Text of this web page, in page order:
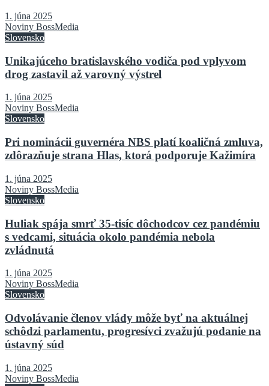
1. júna 2025
Noviny BossMedia
Slovensko
Unikajúceho bratislavského vodiča pod vplyvom
drog zastavil až varovný výstrel
1. júna 2025
Noviny BossMedia
Slovensko
Pri nominácii guvernéra NBS platí koaličná zmluva,
zdôrazňuje strana Hlas, ktorá podporuje Kažimíra
1. júna 2025
Noviny BossMedia
Slovensko
Huliak spája smrť 35-tisíc dôchodcov cez pandémiu
s vedcami, situácia okolo pandémia nebola
zvládnutá
1. júna 2025
Noviny BossMedia
Slovensko
Odvolávanie členov vlády môže byť na aktuálnej
schôdzi parlamentu, progresívci zvažujú podanie na
ústavný súd
1. júna 2025
Noviny BossMedia